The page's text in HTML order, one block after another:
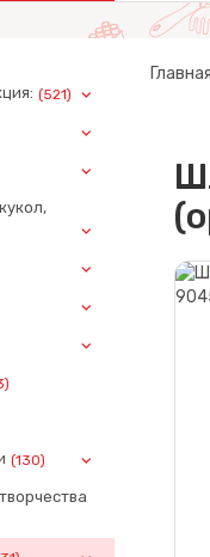
(521)
(130)
Главная